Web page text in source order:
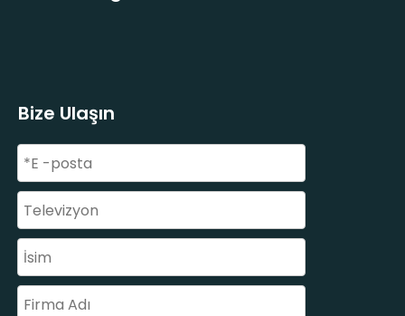
Bize Ulaşın